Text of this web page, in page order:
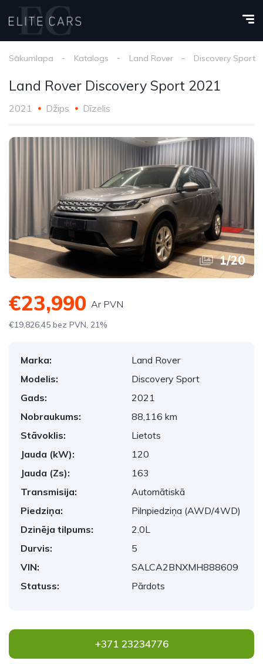
Sākumlapa Katalogs Land Rover Discovery Sport
Land Rover Discovery Sport 2021
2021 Džips Dīzelis
1/20
€23,990 Ar PVN
€19,826.45 bez PVN, 21%
Marka:
Land Rover
Modelis:
Discovery Sport
Gads:
2021
Nobraukums:
88,116 km
Stāvoklis:
Lietots
Jauda (kW):
120
Jauda (Zs):
163
Transmisija:
Automātiskā
Piedziņa:
Pilnpiedziņa (AWD/4WD)
Dzinēja tilpums:
2.0L
Durvis:
5
VIN:
SALCA2BNXMH888609
Statuss:
Pārdots
+371 23234776